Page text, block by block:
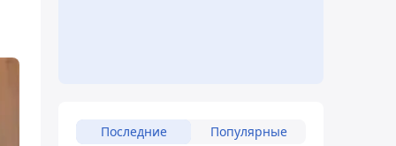
Последние Популярные